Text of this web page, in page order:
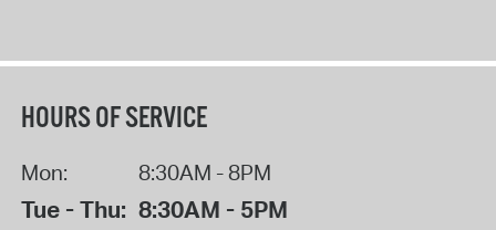
HOURS OF SERVICE
Mon: 8:30AM - 8PM
Tue - Thu: 8:30AM - 5PM